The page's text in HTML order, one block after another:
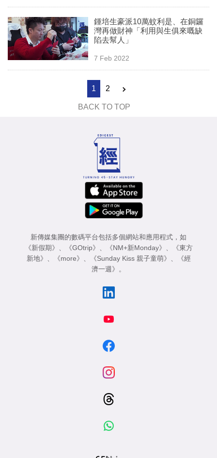
鍾培生豪派10萬蚊利是、在銅鑼
灣再做財神「利用與生俱來嘅缺
陷去幫人」
7 Feb 2022
1 2
BACK TO TOP
新傳媒集團的數碼平台包括多個網站和應用程式，如
《新假期》 、 《GOtrip》 、 《NM+新Monday》 、
《東方
新地》 、 《more》 、 《Sunday Kiss 親子童萌》 、
《經
濟一週》 。